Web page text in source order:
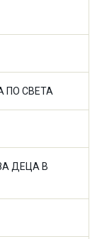
ПО СВЕТА
ДЕЦА В